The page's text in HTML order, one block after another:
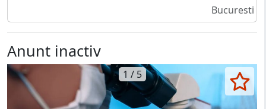
Bucuresti
Anunt inactiv
1 / 5